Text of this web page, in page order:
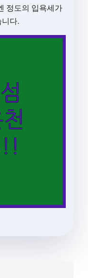
정도의 입욕세가
다.